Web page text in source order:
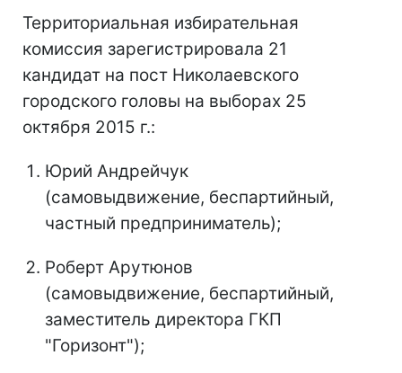
Территориальная избирательная
комиссия зарегистрировала 21
кандидат на пост Николаевского
городского головы на выборах 25
октября 2015 г.:
Юрий Андрейчук
(самовыдвижение, беспартийный,
частный предприниматель);
Роберт Арутюнов
(самовыдвижение, беспартийный,
заместитель директора ГКП
"Горизонт");